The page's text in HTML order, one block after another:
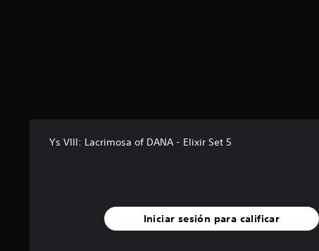
Ys VIII: Lacrimosa of DANA - Elixir Set 5
Iniciar sesión para calificar